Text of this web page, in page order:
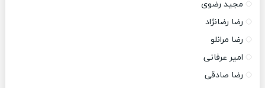
مجید رضوی
رضا رضانژاد
رضا مرانلو
امیر عرفانی
رضا صادقی